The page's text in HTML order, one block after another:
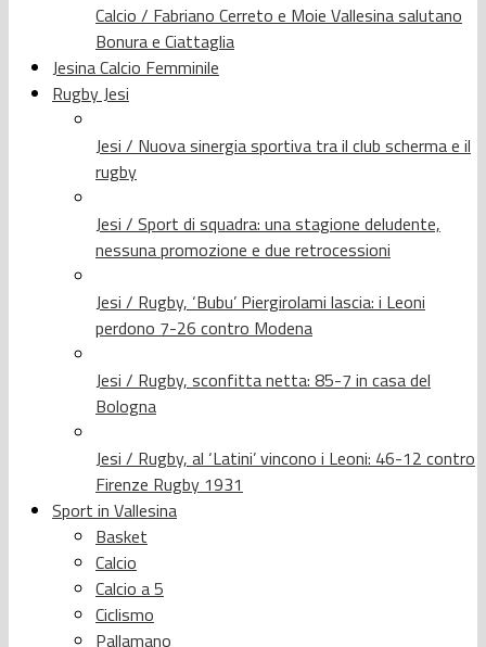
Calcio / Fabriano Cerreto e Moie Vallesina salutano
Bonura e Ciattaglia
Jesina Calcio Femminile
Rugby Jesi
Jesi / Nuova sinergia sportiva tra il club scherma e il
rugby
Jesi / Sport di squadra: una stagione deludente,
nessuna promozione e due retrocessioni
Jesi / Rugby, ‘Bubu’ Piergirolami lascia: i Leoni
perdono 7-26 contro Modena
Jesi / Rugby, sconfitta netta: 85-7 in casa del
Bologna
Jesi / Rugby, al ‘Latini’ vincono i Leoni: 46-12 contro
Firenze Rugby 1931
Sport in Vallesina
Basket
Calcio
Calcio a 5
Ciclismo
Pallamano